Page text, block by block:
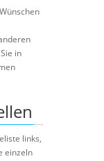
in
links,
einzeln